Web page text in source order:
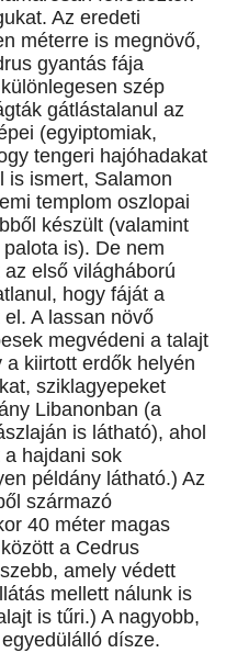
Az eredeti
méterre is megnövő,
gyantás fája
szép
gátlástalanul az
(egyiptomiak,
tengeri hajóhadakat
is ismert, Salamon
templom oszlopai
készült (valamint
is). De nem
első világháború
hogy fáját a
A lassan növő
megvédeni a talajt
kiirtott erdők helyén
sziklagyepeket
Libanonban (a
is látható), ahol
hajdani sok
példány látható.) Az
származó
40 méter magas
a Cedrus
amely védett
mellett nálunk is
is tűri.) A nagyobb,
dísze.